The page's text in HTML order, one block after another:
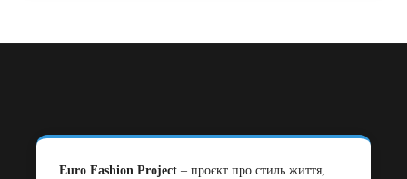
Euro Fashion Project – проєкт про стиль життя,